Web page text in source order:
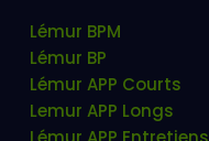
Lémur BPM
Lémur BP
Lémur APP Courts
Lemur APP Longs